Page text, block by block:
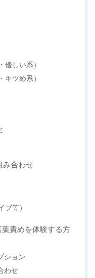
優しい系）
キツめ系）
み合わせ
ブ等）
責めを体験する方
ション
わせ